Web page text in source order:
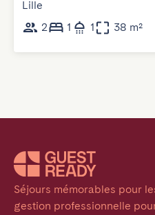
Lille
2
1 1 38 m²
Séjours mémorables pour
gestion professionnelle